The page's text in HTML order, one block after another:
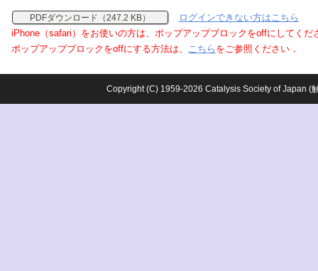
PDFダウンロード（247.2 KB）
ログインできない方はこちら
iPhone（safari）をお使いの方は、ポップアップブロックをoffにしてくだ
ポップアップブロックをoffにする方法は、 こちら をご参照ください．
Copyright (C) 1959-2026 Catalysis Society of Japan (